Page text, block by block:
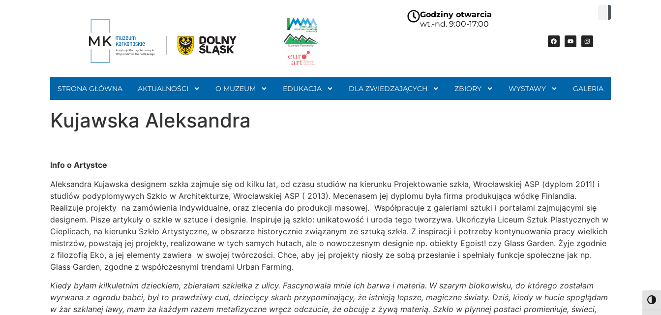
Godziny otwarcia
wt.-nd. 9:00-17:00
STRONA GŁÓWNA AKTUALNOŚCI O MUZEUM EDUKACJA DLA ZWIEDZAJĄCYCH ZBIORY WYSTAWY GALERIA
Kujawska Aleksandra
Info o Artystce
Aleksandra Kujawska designem szkła zajmuje się od kilku lat, od czasu studiów na kierunku Projektowanie szkła, Wrocławskiej ASP (dyplom 2011) i
studiów podyplomywych Szkło w Architekturze, Wrocławskiej ASP ( 2013). Mecenasem jej dyplomu była firma produkująca wódkę Finlandia.
Realizuje projekty na zamówienia indywidualne, oraz zlecenia do produkcji masowej. Współpracuje z galeriami sztuki i portalami zajmującymi się
designem. Pisze artykuły o szkle w sztuce i designie. Inspiruje ją szkło: unikatowość i uroda tego tworzywa. Ukończyła Liceum Sztuk Plastycznych w
Cieplicach, na kierunku Szkło Artystyczne, w obszarze historycznie związanym ze sztuką szkła. Z inspiracji i potrzeby kontynuowania pracy wielkich
mistrzów, powstają jej projekty, realizowane w tych samych hutach, ale o nowoczesnym designie np. obiekty Egoist! czy Glass Garden. Żyje zgodnie
z filozofią Eko, a jej elementy zawiera w swojej twórczości. Chce, aby jej projekty niosły ze sobą przesłanie i spełniały funkcje społeczne jak np.
Glass Garden, zgodne z współczesnymi trendami Urban Farming.
Kiedy byłam kilkuletnim dzieckiem, zbierałam szkiełka z ulicy. Fascynowała mnie ich barwa i materia. W szarym blokowisku, do którego zostałam
wyrwana z ogrodu babci, był to prawdziwy cud, dziecięcy skarb przypominający, że istnieją lepsze, magiczne światy. Dziś, kiedy w hucie spoglądam
w żar szklanej lawy, mam za każdym razem metafizyczne wręcz odczucie, że obcuję z żywą materią. Szkło w płynnej postaci promieniuje, świeci,